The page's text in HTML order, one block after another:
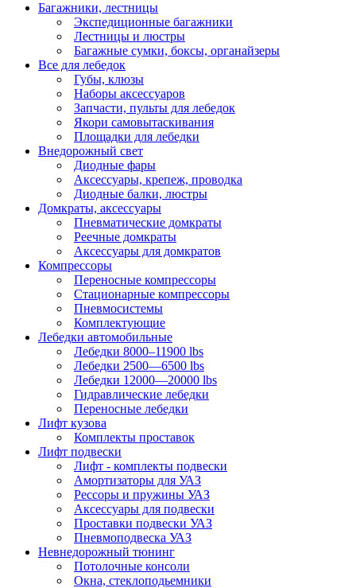
Багажники, лестницы
Экспедиционные багажники
Лестницы и люстры
Багажные сумки, боксы, органайзеры
Все для лебедок
Губы, клюзы
Наборы аксессуаров
Запчасти, пульты для лебедок
Якори самовытаскивания
Площадки для лебедки
Внедорожный свет
Диодные фары
Аксессуары, крепеж, проводка
Диодные балки, люстры
Домкраты, аксессуары
Пневматические домкраты
Реечные домкраты
Аксессуары для домкратов
Компрессоры
Переносные компрессоры
Стационарные компрессоры
Пневмосистемы
Комплектующие
Лебедки автомобильные
Лебедки 8000–11900 lbs
Лебедки 2500—6500 lbs
Лебедки 12000—20000 lbs
Гидравлические лебедки
Переносные лебедки
Лифт кузова
Комплекты проставок
Лифт подвески
Лифт - комплекты подвески
Амортизаторы для УАЗ
Рессоры и пружины УАЗ
Аксессуары для подвески
Проставки подвески УАЗ
Пневмоподвеска УАЗ
Невнедорожный тюнинг
Потолочные консоли
Окна, стеклоподьемники